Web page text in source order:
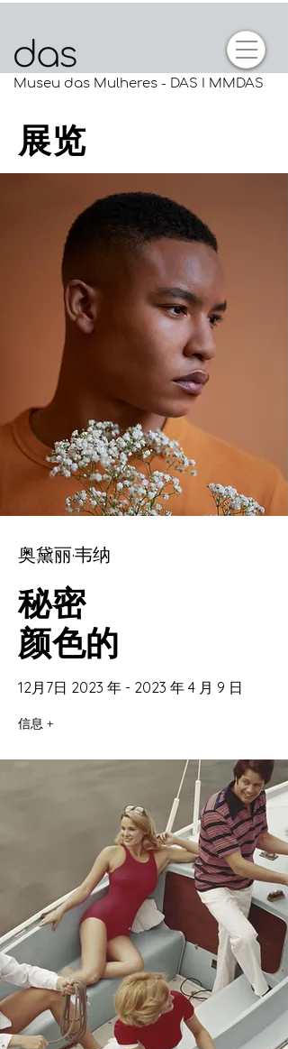
Museu das Mulheres - DAS I MMDAS
展览
奥黛丽·韦纳
秘密
颜色的
12月7日 2023 年 - 2023 年 4 月 9 日
信息 +